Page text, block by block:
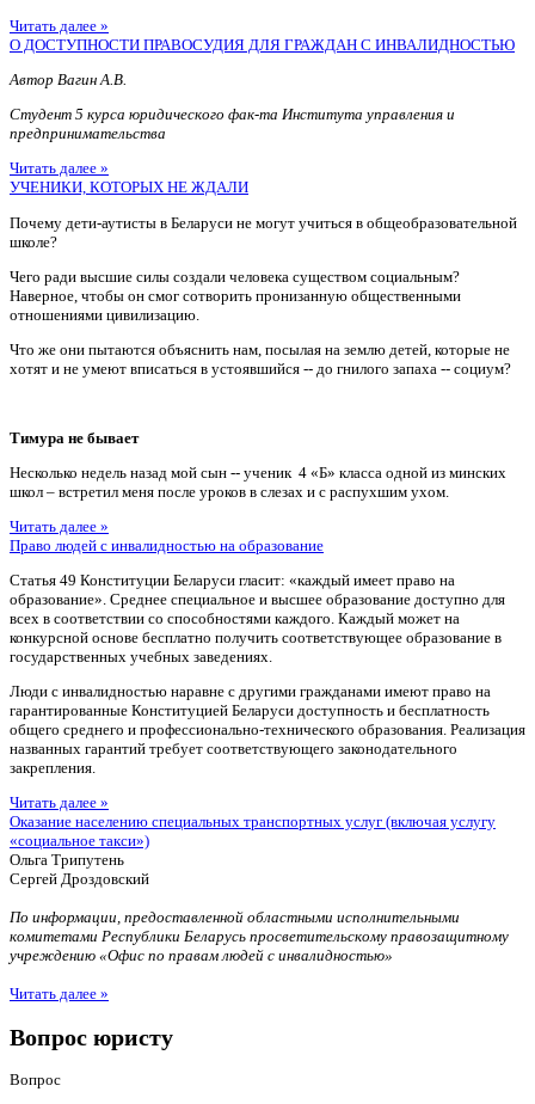
Читать далее »
О ДОСТУПНОСТИ ПРАВОСУДИЯ ДЛЯ ГРАЖДАН С ИНВАЛИДНОСТЬЮ
Автор Вагин А.В.
Студент 5 курса юридического фак-та Института управления и
предпринимательства
Читать далее »
УЧЕНИКИ, КОТОРЫХ НЕ ЖДАЛИ
Почему дети-аутисты в Беларуси не могут учиться в общеобразовательной
школе?
Чего ради высшие силы создали человека существом социальным?
Наверное, чтобы он смог сотворить пронизанную общественными
отношениями цивилизацию.
Что же они пытаются объяснить нам, посылая на землю детей, которые не
хотят и не умеют вписаться в устоявшийся -- до гнилого запаха -- социум?
Тимура не бывает
Несколько недель назад мой сын -- ученик 4 «Б» класса одной из минских
школ – встретил меня после уроков в слезах и с распухшим ухом.
Читать далее »
Право людей с инвалидностью на образование
Статья 49 Конституции Беларуси гласит: «каждый имеет право на
образование». Среднее специальное и высшее образование доступно для
всех в соответствии со способностями каждого. Каждый может на
конкурсной основе бесплатно получить соответствующее образование в
государственных учебных заведениях.
Люди с инвалидностью наравне с другими гражданами имеют право на
гарантированные Конституцией Беларуси доступность и бесплатность
общего среднего и профессионально-технического образования. Реализация
названных гарантий требует соответствующего законодательного
закрепления.
Читать далее »
Оказание населению специальных транспортных услуг (включая услугу
«социальное такси»)
Ольга Трипутень
Сергей Дроздовский
По информации, предоставленной областными исполнительными
комитетами Республики Беларусь просветительскому правозащитному
учреждению «Офис по правам людей с инвалидностью»
Читать далее »
Вопрос юристу
Вопрос